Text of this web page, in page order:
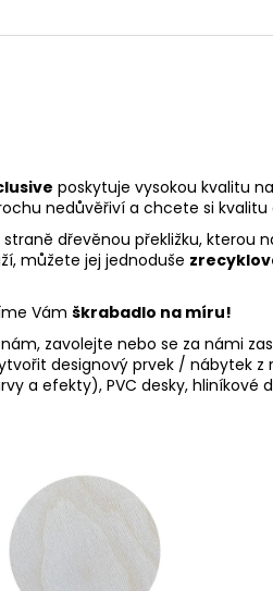
poskytuje vysokou kvalitu
nedůvěřiví a chcete si kvalitu
dřevěnou překližku, kterou
můžete jej jednoduše
Vám škrabadlo na míru!
zavolejte nebo se za námi
designový prvek / nábytek
a efekty), PVC desky, hliníkové